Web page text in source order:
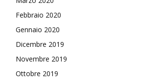
Febbraio 2020
Gennaio 2020
Dicembre 2019
Novembre 2019
Ottobre 2019